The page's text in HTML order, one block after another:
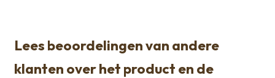
Lees beoordelingen van andere
klanten over het product en de